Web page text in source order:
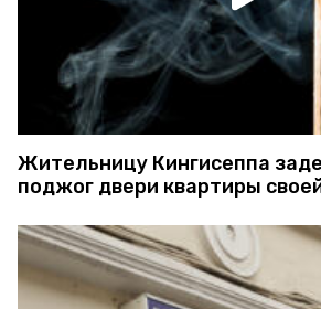
Жительницу Кингисеппа
поджог двери квартиры